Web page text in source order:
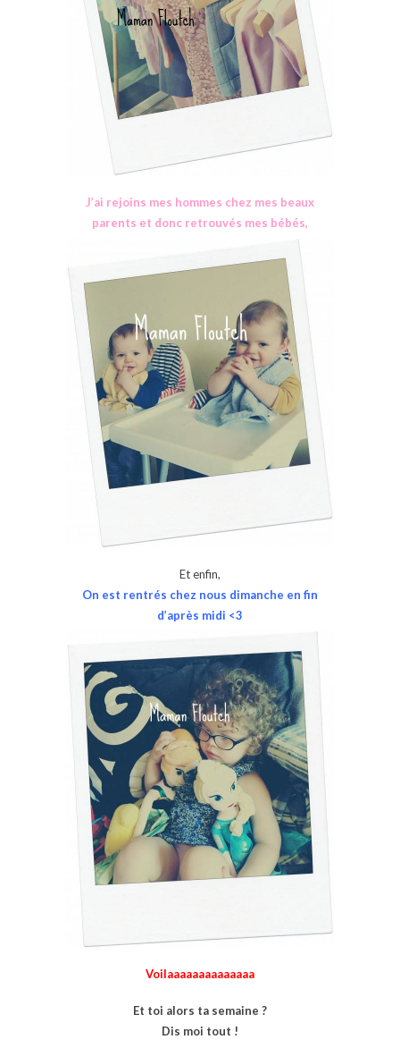
J’ai rejoins mes hommes chez mes beaux
parents et donc retrouvés mes bébés,
Et enfin,
On est rentrés chez nous dimanche en fin
d’après midi <3
Voilaaaaaaaaaaaaaa
Et toi alors ta semaine ?
Dis moi tout !